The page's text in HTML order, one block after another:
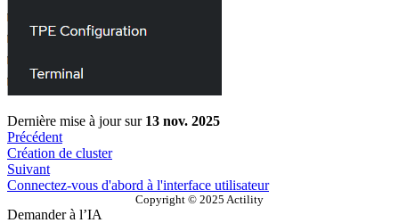
Dernière mise à joursur 13 nov. 2025
Précédent
Création de cluster
Suivant
Connectez-vous d'abord à l'interface utilisateur
Copyright © 2025 Actility
Demander à l’IA